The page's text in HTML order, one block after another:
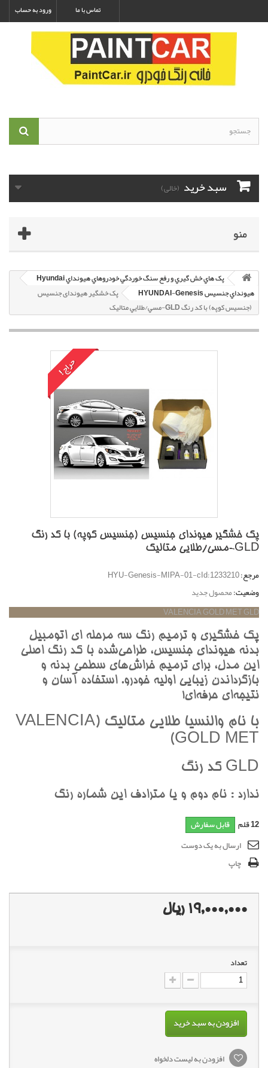
ورود به حساب تماس با ما
سبد خرید (خالی)
منو
پک هاي خش گيري و رفع سنگ خوردگي خودروهاي هيونداي Hyundai
هيونداي جنسيس HYUNDAI-Genesis
پک خشگير هیوندای جنسیس
(جنسیس کوپه) با کد رنگ GLD-مسي/طلايي متاليک
حراج!
پک خشگير هیوندای جنسیس (جنسیس کوپه) با کد رنگ
GLD-مسي/طلايي متاليک
مرجع:HYU-Genesis-MIPA-01-cId:1233210
وضعیت:محصول جدید
VALENCIA GOLD MET GLD
پک خشگيري و ترميم رنگ سه مرحله اي اتومبيل
بدنه هيونداي جنسيس، طراحي‌شده با کد رنگ اصلي
اين مدل، براي ترميم خراش‌هاي سطحي بدنه و
بازگرداندن زيبايي اوليه خودرو. استفاده آسان و
نتيجه‌اي حرفه‌اي!
با نام والنسيا طلايي متاليک (VALENCIA
GOLD MET)
GLD کد رنگ
ندارد : نام دوم و يا مترادف اين شماره رنگ
12قلم قابل سفارش
ارسال به یک دوست
چاپ
19,000,000 ریال
تعداد
افزودن به سبد خرید
افزودن به لیست دلخواه